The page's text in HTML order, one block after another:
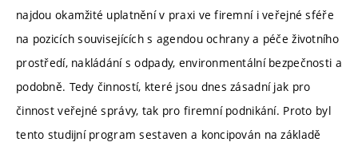
najdou okamžité uplatnění v praxi ve firemní i veřejné sféře
na pozicích souvisejících s agendou ochrany a péče životního
prostředí, nakládání s odpady, environmentální bezpečnosti a
podobně. Tedy činností, které jsou dnes zásadní jak pro
činnost veřejné správy, tak pro firemní podnikání. Proto byl
tento studijní program sestaven a koncipován na základě